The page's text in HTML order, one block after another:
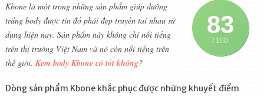
83
/ 100
Kbone là một trong những sản phẩm giúp dưỡng
trắng body được tín đồ phái đẹp truyền tai nhau sử
dụng hiện nay. Sản phẩm này không chỉ nổi tiếng
trên thị trường Việt Nam và nó còn nổi tiếng trên
thế giới. Kem body Kbone có tốt không?
Dòng sản phẩm Kbone khắc phục được những khuyết điểm